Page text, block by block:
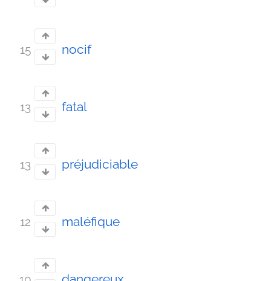
15 nocif
13 fatal
13 préjudiciable
12 maléfique